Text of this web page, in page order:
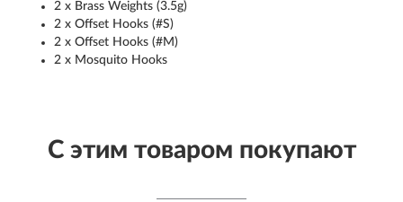
2 x Brass Weights (3.5g)
2 x Offset Hooks (#S)
2 x Offset Hooks (#M)
2 x Mosquito Hooks
С этим товаром покупают